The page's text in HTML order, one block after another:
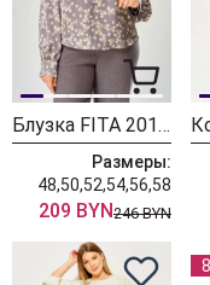
Блузка FITA 20181
Размеры:
48,50,52,54,56,58
209 BYN246 BYN